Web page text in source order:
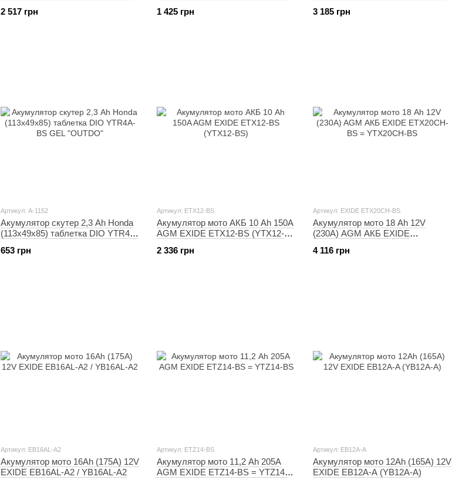
2 517 грн
1 425 грн
3 185 грн
Артикул: A-1152
Акумулятор скутер 2,3 Ah Honda
(113x49x85) таблетка DIO YTR4A-
653 грн
Артикул: ETX12-BS
Акумулятор мото АКБ 10 Ah 150A
AGM EXIDE ETX12-BS (YTX12-
2 336 грн
Артикул: EXIDE ETX20CH-BS
Акумулятор мото 18 Ah 12V
(230A) AGM АКБ EXIDE
4 116 грн
Артикул: EB16AL-A2
Акумулятор мото 16Ah (175A) 12V
EXIDE EB16AL-A2 / YB16AL-A2
Артикул: ETZ14-BS
Акумулятор мото 11,2 Ah 205A
AGM EXIDE ETZ14-BS = YTZ14-
Артикул: EB12A-A
Акумулятор мото 12Ah (165A) 12V
EXIDE EB12A-A (YB12A-A)